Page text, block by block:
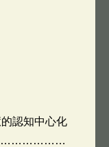
認知中心化